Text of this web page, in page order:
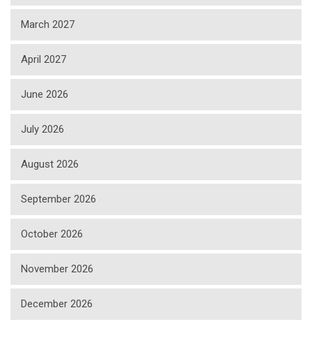
March 2027
April 2027
June 2026
July 2026
August 2026
September 2026
October 2026
November 2026
December 2026